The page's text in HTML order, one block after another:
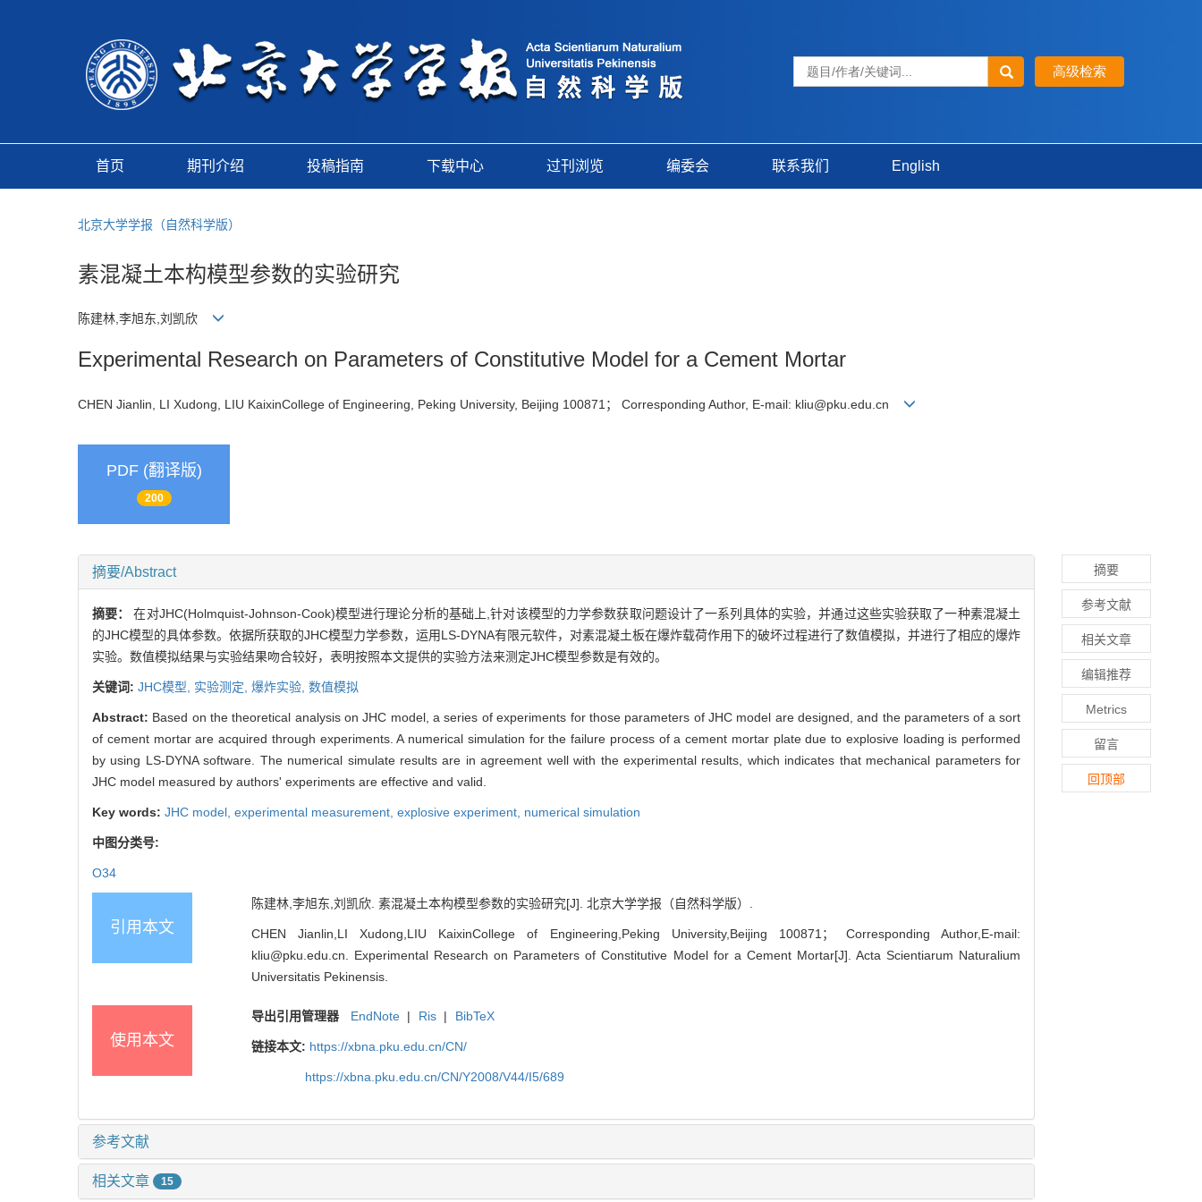
首页 期刊介绍 投稿指南 下载中心 过刊浏览 编委会 联系我们 English
北京大学学报（自然科学版）
素混凝土本构模型参数的实验研究
陈建林,李旭东,刘凯欣
Experimental Research on Parameters of Constitutive Model for a Cement Mortar
CHEN Jianlin, LI Xudong, LIU KaixinCollege of Engineering, Peking University, Beijing 100871； Corresponding Author, E-mail: kliu@pku.edu.cn
PDF (翻译版)
200
摘要/Abstract
摘要：在对JHC(Holmquist-Johnson-Cook)模型进行理论分析的基础上,针对该模型的力学参数获取问题设计了一系列具体的实验，并通过这些实验获取了一种素混凝土
的JHC模型的具体参数。依据所获取的JHC模型力学参数，运用LS-DYNA有限元软件，对素混凝土板在爆炸载荷作用下的破坏过程进行了数值模拟，并进行了相应的爆炸
实验。数值模拟结果与实验结果吻合较好，表明按照本文提供的实验方法来测定JHC模型参数是有效的。
关键词: JHC模型, 实验测定, 爆炸实验, 数值模拟
Abstract: Based on the theoretical analysis on JHC model, a series of experiments for those parameters of JHC model are designed, and the parameters of a sort
of cement mortar are acquired through experiments. A numerical simulation for the failure process of a cement mortar plate due to explosive loading is performed
by using LS-DYNA software. The numerical simulate results are in agreement well with the experimental results, which indicates that mechanical parameters for
JHC model measured by authors' experiments are effective and valid.
Key words: JHC model, experimental measurement, explosive experiment, numerical simulation
中图分类号:
O34
引用本文
陈建林,李旭东,刘凯欣. 素混凝土本构模型参数的实验研究[J]. 北京大学学报（自然科学版）.
CHEN Jianlin,LI Xudong,LIU KaixinCollege of Engineering,Peking University,Beijing 100871； Corresponding Author,E-mail:
kliu@pku.edu.cn. Experimental Research on Parameters of Constitutive Model for a Cement Mortar[J]. Acta Scientiarum Naturalium
Universitatis Pekinensis.
使用本文
导出引用管理器 EndNote | Ris | BibTeX
链接本文: https://xbna.pku.edu.cn/CN/
https://xbna.pku.edu.cn/CN/Y2008/V44/I5/689
参考文献
相关文章 15
摘要
参考文献
相关文章
编辑推荐
Metrics
留言
回顶部